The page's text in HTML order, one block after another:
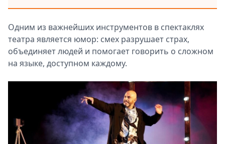
Одним из важнейших инструментов в спектаклях
театра является юмор: смех разрушает страх,
объединяет людей и помогает говорить о сложном
на языке, доступном каждому.